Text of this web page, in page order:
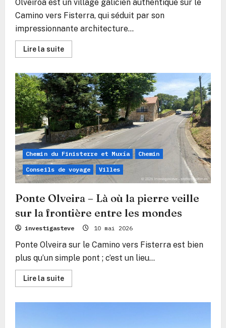
Olveiroa est un village galicien authentique sur le
Camino vers Fisterra, qui séduit par son
impressionnante architecture...
Lire la suiteEn
savoir
Olveiroa
–
La
mémoire
de
pierre
au
bord
du
Xallas
grondant
Chemin du Finisterre et Muxía Chemin
Conseils de voyage Villes
Ponte Olveira – Là où la pierre veille
sur la frontière entre les mondes
investigasteve 10 mai 2026
Ponte Olveira sur le Camino vers Fisterra est bien
plus qu’un simple pont ; c’est un lieu...
Lire la suiteEn
savoir